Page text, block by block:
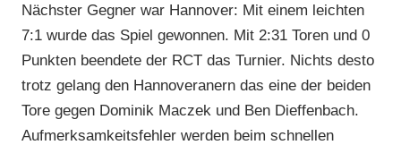
Nächster Gegner war Hannover: Mit einem leichten
7:1 wurde das Spiel gewonnen. Mit 2:31 Toren und 0
Punkten beendete der RCT das Turnier. Nichts desto
trotz gelang den Hannoveranern das eine der beiden
Tore gegen Dominik Maczek und Ben Dieffenbach.
Aufmerksamkeitsfehler werden beim schnellen